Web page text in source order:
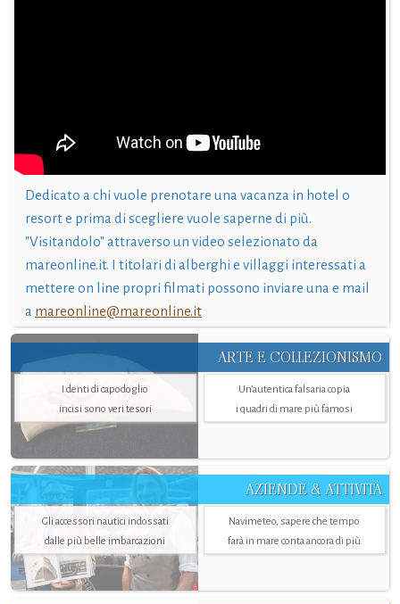
Dedicato a chi vuole prenotare una vacanza in hotel o
resort e prima di scegliere vuole saperne di più.
"Visitandolo" attraverso un video selezionato da
mareonline.it. I titolari di alberghi e villaggi interessati a
mettere on line propri filmati possono inviare una e mail
a mareonline@mareonline.it
ARTE E COLLEZIONISMO
I denti di capodoglio
incisi sono veri tesori
Un’autentica falsaria copia
i quadri di mare più famosi
AZIENDE & ATTIVITÀ
Gli accessori nautici indossati
dalle più belle imbarcazioni
Navimeteo, sapere che tempo
farà in mare conta ancora di più